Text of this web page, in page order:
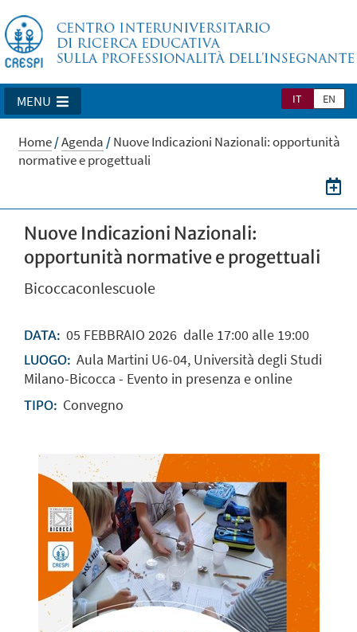
IT EN
MENU
Home/Agenda /Nuove Indicazioni Nazionali: opportunità
normative e progettuali
Nuove Indicazioni Nazionali:
opportunità normative e progettuali
Bicoccaconlescuole
DATA: 05 FEBBRAIO 2026dalle 17:00 alle 19:00
LUOGO: Aula Martini U6-04, Università degli Studi
Milano-Bicocca - Evento in presenza e online
TIPO: Convegno